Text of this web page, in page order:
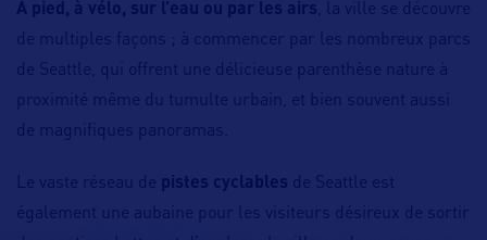
À pied, à vélo, sur l’eau ou par les airs , la ville se découvre
de multiples façons ; à commencer par les nombreux parcs
de Seattle, qui offrent une délicieuse parenthèse nature à
proximité même du tumulte urbain, et bien souvent aussi
de magnifiques panoramas.
Le vaste réseau de pistes cyclables de Seattle est
également une aubaine pour les visiteurs désireux de sortir